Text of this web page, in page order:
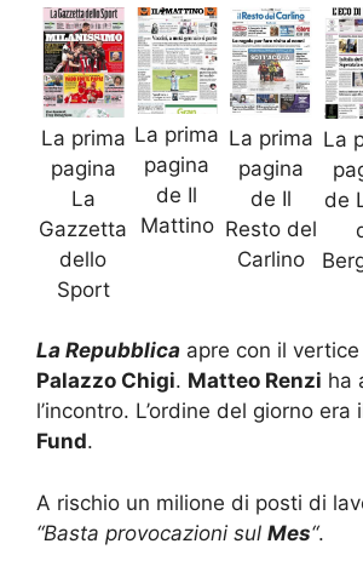
La prima
pagina
La
Gazzetta
dello
Sport
La prima
pagina
de Il
Mattino
La prima
pagina
de Il
Resto del
Carlino
La
de
La Repubblica apre con il
Palazzo Chigi. Matteo Renzi ha
l’incontro. L’ordine del giorno era
Fund.
A rischio un milione di posti di
“Basta provocazioni sul Mes“.